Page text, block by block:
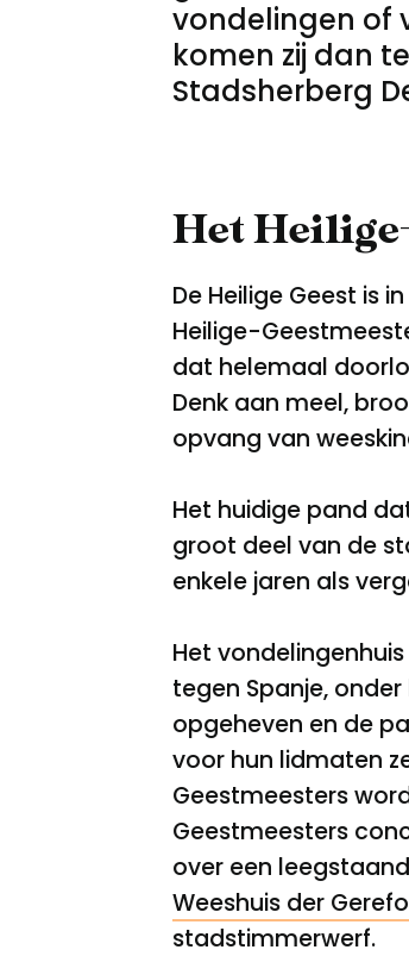
vondelingen of
komen zij dan
Stadsherberg
Het
De Heilige Geest is
Heilige-
dat helemaal
Denk aan meel,
opvang van
Het huidige pand
groot deel van de
enkele jaren als
Het
tegen Spanje,
opgeheven en de
voor hun lidmaten
Geestmeesters
Geestmeesters
over een
Weeshuis der
stadstimmerwerf.